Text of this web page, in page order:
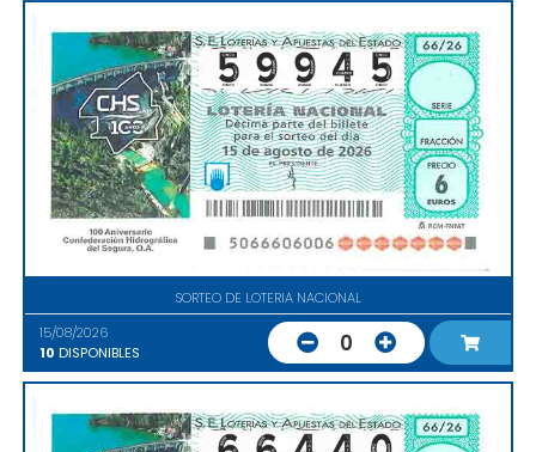
SORTEO DE LOTERIA NACIONAL
15/08/2026
10 DISPONIBLES 0